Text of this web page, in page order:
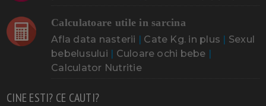
Calculatoare utile in sarcina
Afla data nasterii | Cate Kg. in plus | Sexul
bebelusului | Culoare ochi bebe |
Calculator Nutritie
CINE ESTI? CE CAUTI?